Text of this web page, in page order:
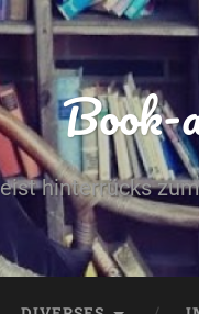
Book-
hinterrücks